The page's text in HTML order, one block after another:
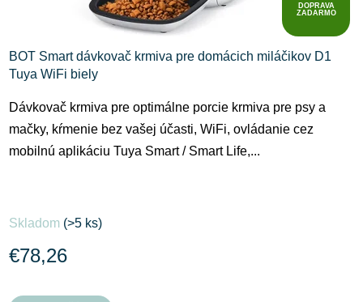
DOPRAVA
ZADARMO
BOT Smart dávkovač krmiva pre domácich miláčikov D1
Tuya WiFi biely
Dávkovač krmiva pre optimálne porcie krmiva pre psy a
mačky, kŕmenie bez vašej účasti, WiFi, ovládanie cez
mobilnú aplikáciu Tuya Smart / Smart Life,...
Skladom (>5 ks)
€78,26